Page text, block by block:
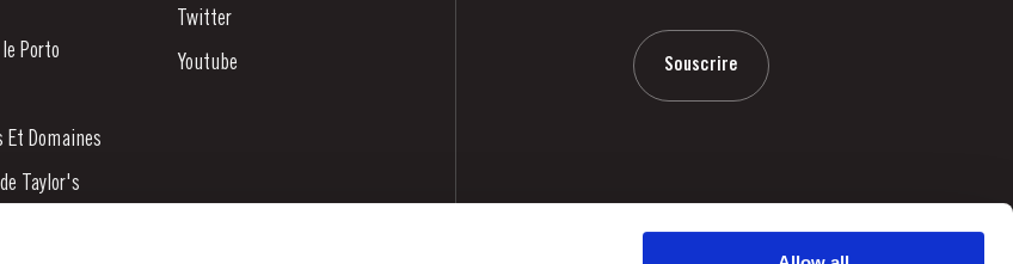
Porto
Et Domaines
Taylor's
Twitter
Youtube Souscrire